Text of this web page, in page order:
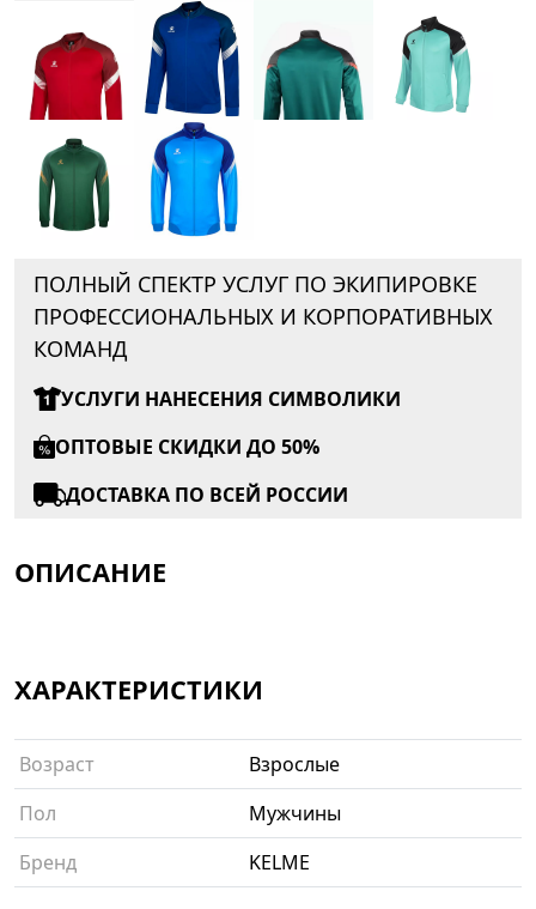
ПОЛНЫЙ СПЕКТР УСЛУГ ПО ЭКИПИРОВКЕ
ПРОФЕССИОНАЛЬНЫХ И КОРПОРАТИВНЫХ
КОМАНД
УСЛУГИ НАНЕСЕНИЯ СИМВОЛИКИ
ОПТОВЫЕ СКИДКИ ДО 50%
ДОСТАВКА ПО ВСЕЙ РОССИИ
ОПИСАНИЕ
ХАРАКТЕРИСТИКИ
Возраст
Взрослые
Пол
Мужчины
Бренд
KELME